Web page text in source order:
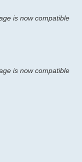
is now compatible
is now compatible